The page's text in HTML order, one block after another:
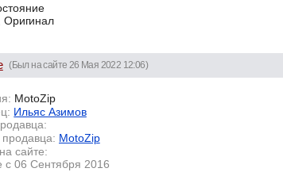
Оригинал
(Был на сайте 26 Мая 2022 12:06)
MotoZip
Ильяс Азимов
продавца: MotoZip
сайте:
с 06 Сентября 2016